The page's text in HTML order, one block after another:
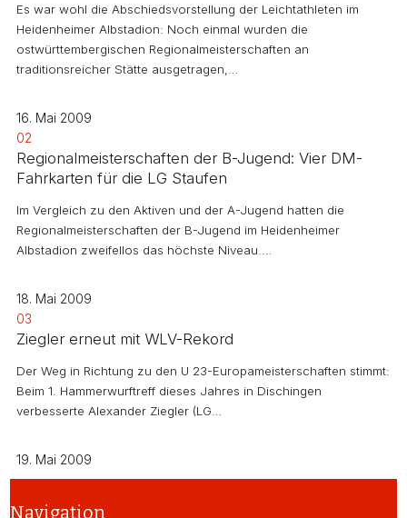
Es war wohl die Abschiedsvorstellung der Leichtathleten im
Heidenheimer Albstadion: Noch einmal wurden die
ostwürttembergischen Regionalmeisterschaften an
traditionsreicher Stätte ausgetragen,…
16. Mai 2009
02
Regionalmeisterschaften der B-Jugend: Vier DM-
Fahrkarten für die LG Staufen
Im Vergleich zu den Aktiven und der A-Jugend hatten die
Regionalmeisterschaften der B-Jugend im Heidenheimer
Albstadion zweifellos das höchste Niveau.…
18. Mai 2009
03
Ziegler erneut mit WLV-Rekord
Der Weg in Richtung zu den U 23-Europameisterschaften stimmt:
Beim 1. Hammerwurftreff dieses Jahres in Dischingen
verbesserte Alexander Ziegler (LG…
19. Mai 2009
Navigation